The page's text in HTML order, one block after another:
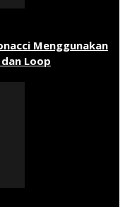
Menggunakan
Loop